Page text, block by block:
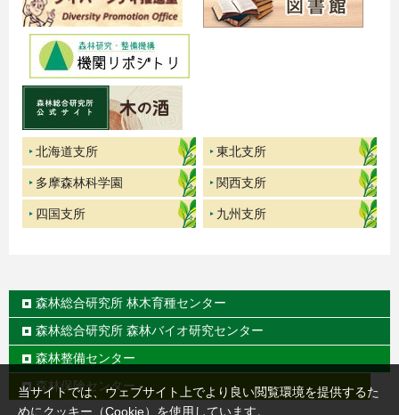
北海道支所 東北支所
多摩森林科学園 関西支所
四国支所 九州支所
森林総合研究所 林木育種センター
森林総合研究所 森林バイオ研究センター
森林整備センター
森林保険センター
当サイトでは、ウェブサイト上でより良い閲覧環境を提供するた
めにクッキー（Cookie）を使用しています。